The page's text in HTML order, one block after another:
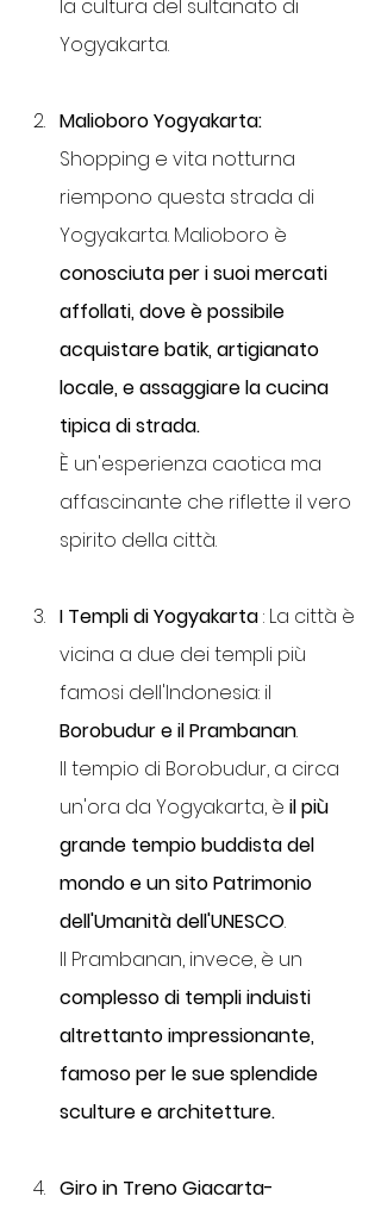
la cultura del sultanato di
Yogyakarta.
Malioboro Yogyakarta:
Shopping e vita notturna
riempono questa strada di
Yogyakarta. Malioboro è
conosciuta per i suoi mercati
affollati, dove è possibile
acquistare batik, artigianato
locale, e assaggiare la cucina
tipica di strada.
È un'esperienza caotica ma
affascinante che riflette il vero
spirito della città.
I Templi di Yogyakarta : La città è
vicina a due dei templi più
famosi dell'Indonesia: il
Borobudur e il Prambanan.
Il tempio di Borobudur, a circa
un'ora da Yogyakarta, è il più
grande tempio buddista del
mondo e un sito Patrimonio
dell'Umanità dell'UNESCO.
Il Prambanan, invece, è un
complesso di templi induisti
altrettanto impressionante,
famoso per le sue splendide
sculture e architetture.
Giro in Treno Giacarta-